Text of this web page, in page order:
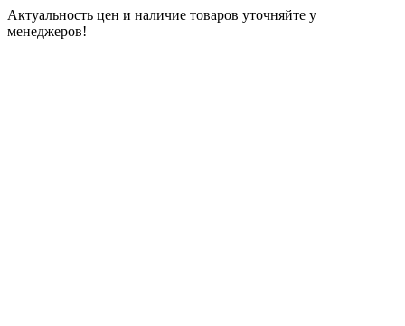
Актуальность цен и наличие товаров уточняйте у
менеджеров!